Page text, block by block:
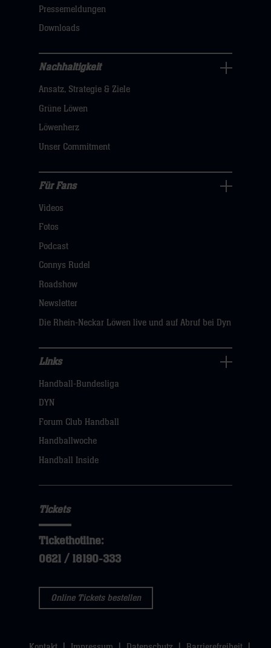
dann
klicken
hier
Pressemeldungen
Downloads
Nachhaltigkeit
Navigation
öffnen,
dann
hier
Nachhaltigkeit
Ansatz, Strategie & Ziele
Grüne Löwen
Löwenherz
Unser Commitment
Fans
Navigation
öffnen,
dann
hier
Für Fans
Videos
Fotos
Podcast
Connys Rudel
Roadshow
Newsletter
Die Rhein-Neckar Löwen live und auf Abruf bei Dyn
Navigation
öffnen,
dann
klicken
Links
Handball-Bundesliga
DYN
Forum Club Handball
Handballwoche
Handball Inside
Tickets
Tickethotline:
0621 / 18190-333
Online Tickets bestellen